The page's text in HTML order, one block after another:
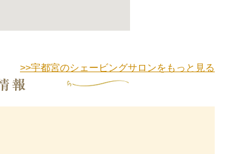
>>宇都宮のシェービングサロンをもっと見る